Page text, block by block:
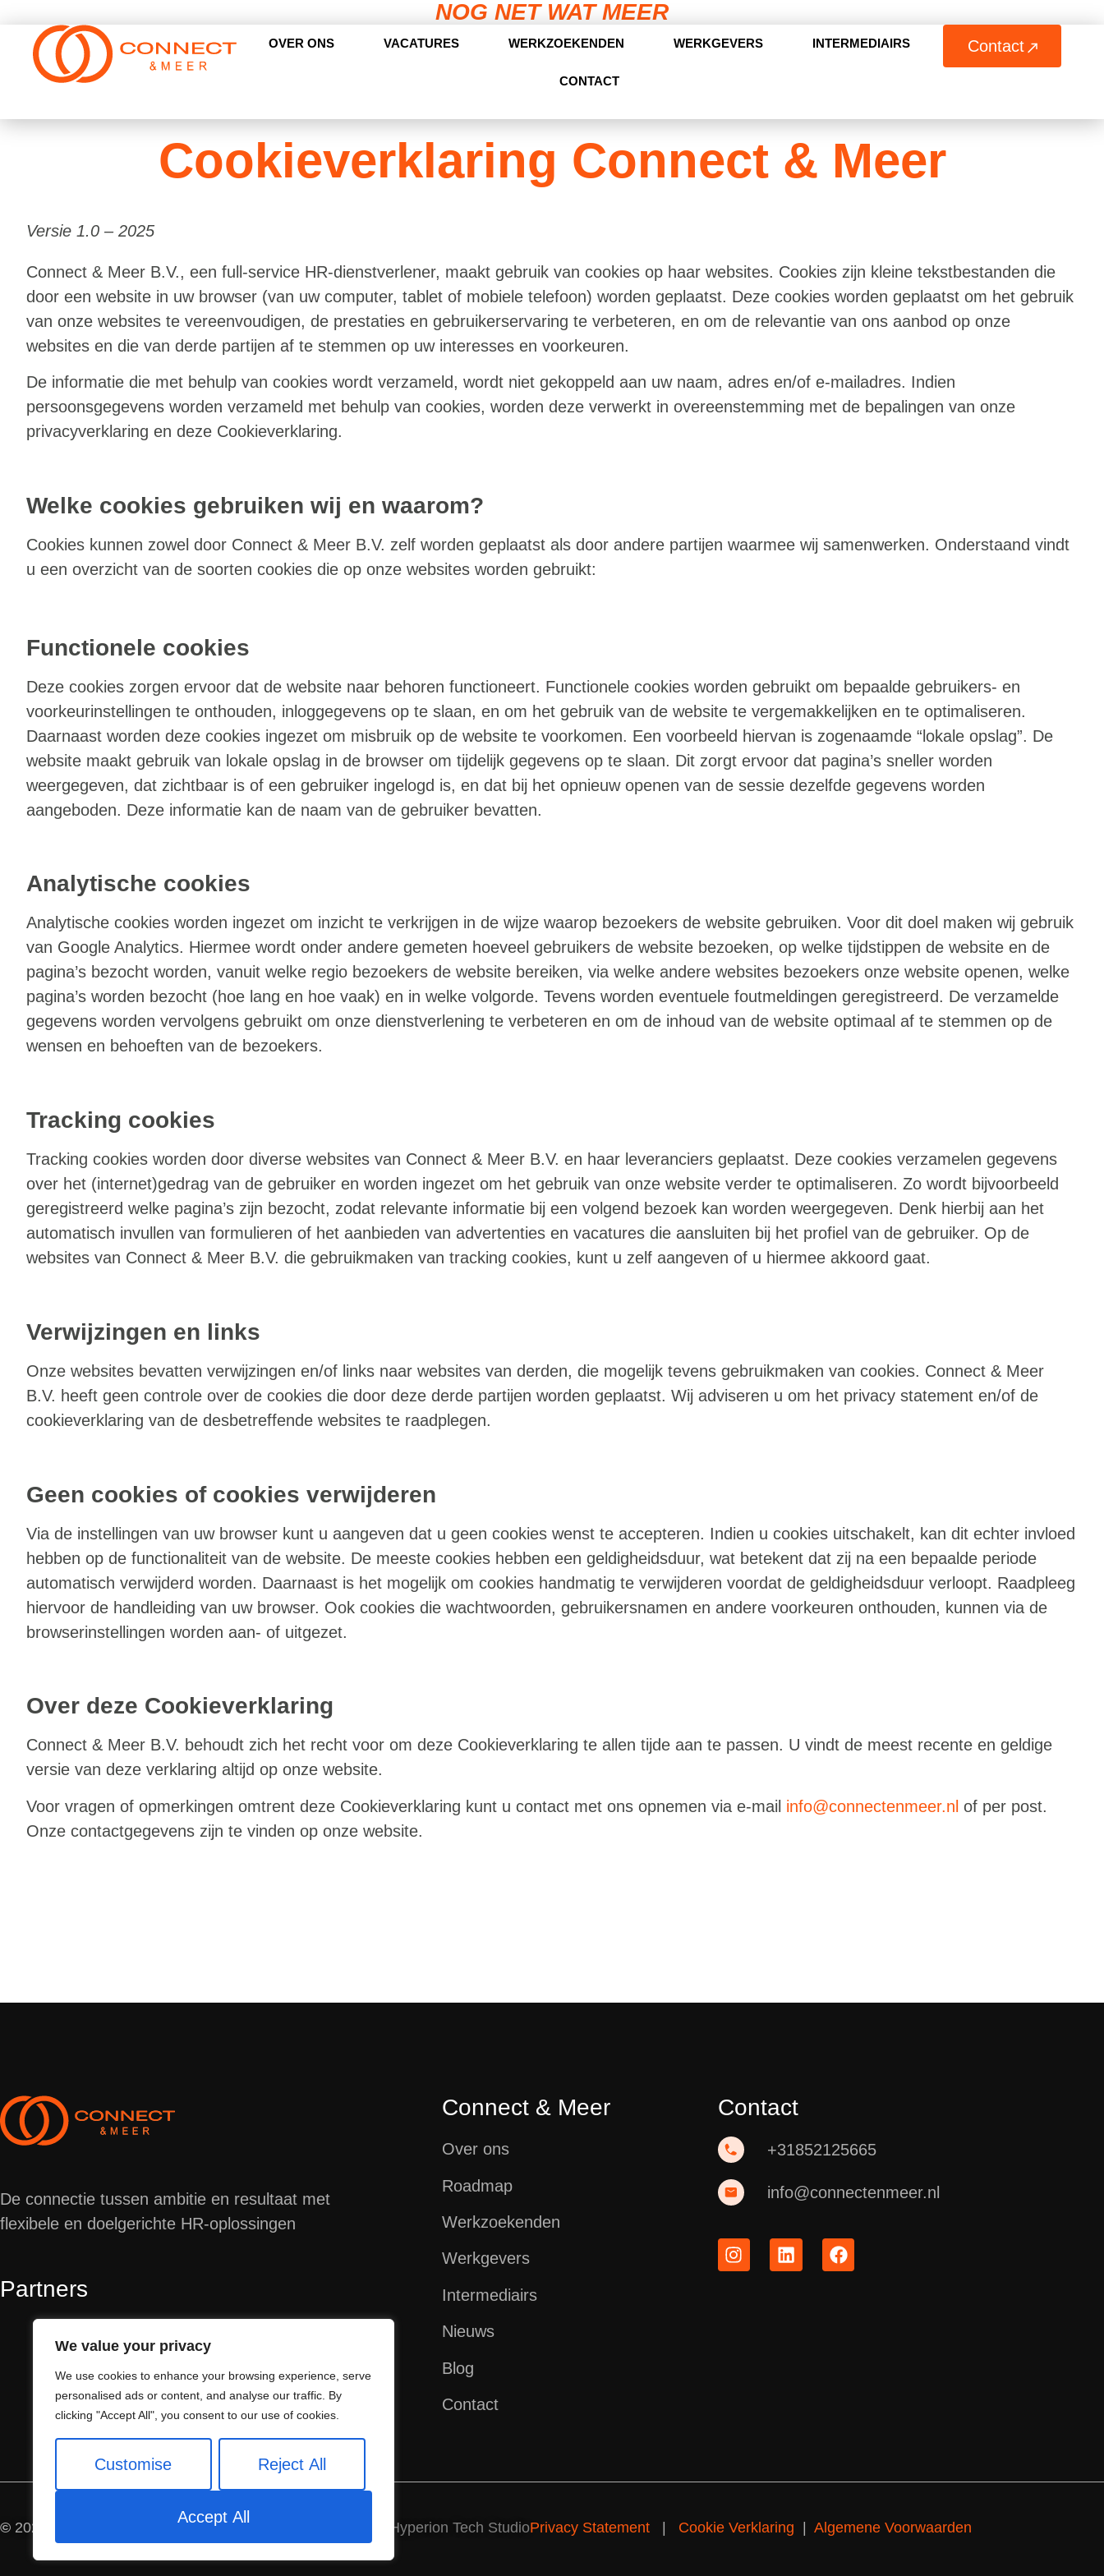
We value your privacy
We use cookies to enhance your browsing experience, serve
personalised ads or content, and analyse our traffic. By
clicking "Accept All", you consent to our use of cookies.
Customise Reject All
Accept All
NOG NET WAT MEER
OVER ONS VACATURES WERKZOEKENDEN WERKGEVERS INTERMEDIAIRS
CONTACT
Contact
Cookieverklaring Connect & Meer
Versie 1.0 – 2025
Connect & Meer B.V., een full-service HR-dienstverlener, maakt gebruik van cookies op haar websites. Cookies zijn kleine tekstbestanden die
door een website in uw browser (van uw computer, tablet of mobiele telefoon) worden geplaatst. Deze cookies worden geplaatst om het gebruik
van onze websites te vereenvoudigen, de prestaties en gebruikerservaring te verbeteren, en om de relevantie van ons aanbod op onze
websites en die van derde partijen af te stemmen op uw interesses en voorkeuren.
De informatie die met behulp van cookies wordt verzameld, wordt niet gekoppeld aan uw naam, adres en/of e-mailadres. Indien
persoonsgegevens worden verzameld met behulp van cookies, worden deze verwerkt in overeenstemming met de bepalingen van onze
privacyverklaring en deze Cookieverklaring.
Welke cookies gebruiken wij en waarom?
Cookies kunnen zowel door Connect & Meer B.V. zelf worden geplaatst als door andere partijen waarmee wij samenwerken. Onderstaand vindt
u een overzicht van de soorten cookies die op onze websites worden gebruikt:
Functionele cookies
Deze cookies zorgen ervoor dat de website naar behoren functioneert. Functionele cookies worden gebruikt om bepaalde gebruikers- en
voorkeurinstellingen te onthouden, inloggegevens op te slaan, en om het gebruik van de website te vergemakkelijken en te optimaliseren.
Daarnaast worden deze cookies ingezet om misbruik op de website te voorkomen. Een voorbeeld hiervan is zogenaamde “lokale opslag”. De
website maakt gebruik van lokale opslag in de browser om tijdelijk gegevens op te slaan. Dit zorgt ervoor dat pagina’s sneller worden
weergegeven, dat zichtbaar is of een gebruiker ingelogd is, en dat bij het opnieuw openen van de sessie dezelfde gegevens worden
aangeboden. Deze informatie kan de naam van de gebruiker bevatten.
Analytische cookies
Analytische cookies worden ingezet om inzicht te verkrijgen in de wijze waarop bezoekers de website gebruiken. Voor dit doel maken wij gebruik
van Google Analytics. Hiermee wordt onder andere gemeten hoeveel gebruikers de website bezoeken, op welke tijdstippen de website en de
pagina’s bezocht worden, vanuit welke regio bezoekers de website bereiken, via welke andere websites bezoekers onze website openen, welke
pagina’s worden bezocht (hoe lang en hoe vaak) en in welke volgorde. Tevens worden eventuele foutmeldingen geregistreerd. De verzamelde
gegevens worden vervolgens gebruikt om onze dienstverlening te verbeteren en om de inhoud van de website optimaal af te stemmen op de
wensen en behoeften van de bezoekers.
Tracking cookies
Tracking cookies worden door diverse websites van Connect & Meer B.V. en haar leveranciers geplaatst. Deze cookies verzamelen gegevens
over het (internet)gedrag van de gebruiker en worden ingezet om het gebruik van onze website verder te optimaliseren. Zo wordt bijvoorbeeld
geregistreerd welke pagina’s zijn bezocht, zodat relevante informatie bij een volgend bezoek kan worden weergegeven. Denk hierbij aan het
automatisch invullen van formulieren of het aanbieden van advertenties en vacatures die aansluiten bij het profiel van de gebruiker. Op de
websites van Connect & Meer B.V. die gebruikmaken van tracking cookies, kunt u zelf aangeven of u hiermee akkoord gaat.
Verwijzingen en links
Onze websites bevatten verwijzingen en/of links naar websites van derden, die mogelijk tevens gebruikmaken van cookies. Connect & Meer
B.V. heeft geen controle over de cookies die door deze derde partijen worden geplaatst. Wij adviseren u om het privacy statement en/of de
cookieverklaring van de desbetreffende websites te raadplegen.
Geen cookies of cookies verwijderen
Via de instellingen van uw browser kunt u aangeven dat u geen cookies wenst te accepteren. Indien u cookies uitschakelt, kan dit echter invloed
hebben op de functionaliteit van de website. De meeste cookies hebben een geldigheidsduur, wat betekent dat zij na een bepaalde periode
automatisch verwijderd worden. Daarnaast is het mogelijk om cookies handmatig te verwijderen voordat de geldigheidsduur verloopt. Raadpleeg
hiervoor de handleiding van uw browser. Ook cookies die wachtwoorden, gebruikersnamen en andere voorkeuren onthouden, kunnen via de
browserinstellingen worden aan- of uitgezet.
Over deze Cookieverklaring
Connect & Meer B.V. behoudt zich het recht voor om deze Cookieverklaring te allen tijde aan te passen. U vindt de meest recente en geldige
versie van deze verklaring altijd op onze website.
Voor vragen of opmerkingen omtrent deze Cookieverklaring kunt u contact met ons opnemen via e-mail info@connectenmeer.nl of per post.
Onze contactgegevens zijn te vinden op onze website.
De connectie tussen ambitie en resultaat met
flexibele en doelgerichte HR-oplossingen
Partners
Connect & Meer
Over ons
Roadmap
Werkzoekenden
Werkgevers
Intermediairs
Nieuws
Blog
Contact
Contact
+31852125665
info@connectenmeer.nl
© 2025 – All Rights Reserved Connect & Mee. Hyperion Tech StudioPrivacy Statement Cookie Verklaring Algemene Voorwaarden